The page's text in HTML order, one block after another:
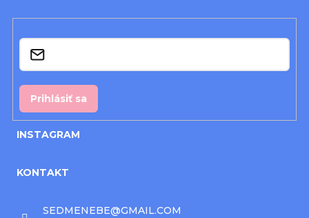
Prihlásiť sa
INSTAGRAM
KONTAKT
SEDMENEBE@GMAIL.COM